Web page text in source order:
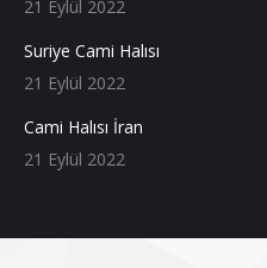
21 Eylül 2022
Suriye Cami Halısı
21 Eylül 2022
Cami Halısı İran
21 Eylül 2022